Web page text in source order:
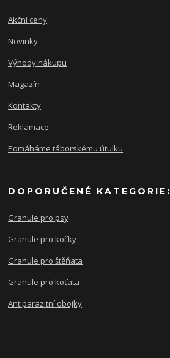
Akční ceny
Novinky
Výhody nákupu
Magazín
Kontakty
Reklamace
Pomáháme táborskému útulku
DOPORUČENÉ KATEGORIE:
Granule pro psy
Granule pro kočky
Granule pro štěňata
Granule pro koťata
Antiparazitní obojky